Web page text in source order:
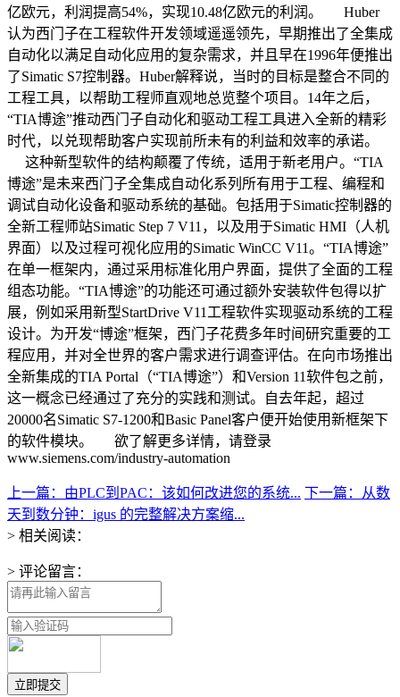
亿欧元，利润提高54%，实现10.48亿欧元的利润。 Huber
认为西门子在工程软件开发领域遥遥领先，早期推出了全集成
自动化以满足自动化应用的复杂需求，并且早在1996年便推出
了Simatic S7控制器。Huber解释说，当时的目标是整合不同的
工程工具，以帮助工程师直观地总览整个项目。14年之后，
“TIA博途”推动西门子自动化和驱动工程工具进入全新的精彩
时代，以兑现帮助客户实现前所未有的利益和效率的承诺。
这种新型软件的结构颠覆了传统，适用于新老用户。“TIA
博途”是未来西门子全集成自动化系列所有用于工程、编程和
调试自动化设备和驱动系统的基础。包括用于Simatic控制器的
全新工程师站Simatic Step 7 V11，以及用于Simatic HMI（人机
界面）以及过程可视化应用的Simatic WinCC V11。“TIA博途”
在单一框架内，通过采用标准化用户界面，提供了全面的工程
组态功能。“TIA博途”的功能还可通过额外安装软件包得以扩
展，例如采用新型StartDrive V11工程软件实现驱动系统的工程
设计。为开发“博途”框架，西门子花费多年时间研究重要的工
程应用，并对全世界的客户需求进行调查评估。在向市场推出
全新集成的TIA Portal（“TIA博途”）和Version 11软件包之前，
这一概念已经通过了充分的实践和测试。自去年起，超过
20000名Simatic S7-1200和Basic Panel客户便开始使用新框架下
的软件模块。 欲了解更多详情，请登录
www.siemens.com/industry-automation
上一篇：由PLC到PAC：该如何改进您的系统... 下一篇：从数
天到数分钟：igus 的完整解决方案缩...
> 相关阅读：
> 评论留言：